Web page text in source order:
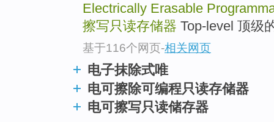
Electrically Erasable
擦写只读存储器 Top-level 顶级
基于116个网页-相关网页
电子抹除式唯
电可擦除可编程只读存储器
电可擦写只读储存器